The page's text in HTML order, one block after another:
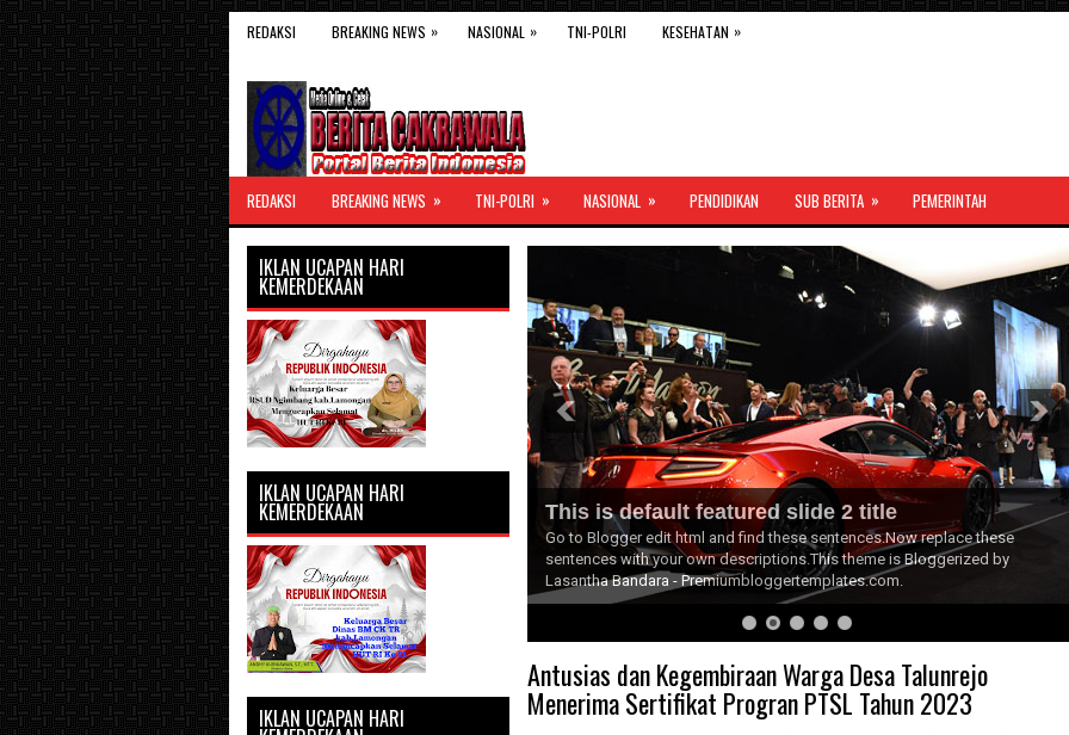
REDAKSI BREAKING NEWS » NASIONAL » TNI-POLRI KESEHATAN »
REDAKSI BREAKING NEWS » TNI-POLRI » NASIONAL » PENDIDIKAN SUB BERITA » PEMERINTAH
This is default featured slide 2 title
Go to Blogger edit html and find these sentences.Now replace these
sentences with your own descriptions.This theme is Bloggerized by
Lasantha Bandara - Premiumbloggertemplates.com.
1 2 3 4 5
Antusias dan Kegembiraan Warga Desa Talunrejo
Menerima Sertifikat Progran PTSL Tahun 2023
IKLAN UCAPAN HARI
KEMERDEKAAN
IKLAN UCAPAN HARI
KEMERDEKAAN
IKLAN UCAPAN HARI